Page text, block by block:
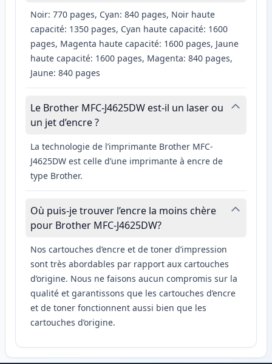
Noir: 770 pages, Cyan: 840 pages, Noir haute
capacité: 1350 pages, Cyan haute capacité: 1600
pages, Magenta haute capacité: 1600 pages, Jaune
haute capacité: 1600 pages, Magenta: 840 pages,
Jaune: 840 pages
Le Brother MFC-J4625DW est-il un laser ou
un jet d’encre ?
La technologie de l’imprimante Brother MFC-
J4625DW est celle d’une imprimante à encre de
type Brother.
Où puis-je trouver l’encre la moins chère
pour Brother MFC-J4625DW?
Nos cartouches d’encre et de toner d’impression
sont très abordables par rapport aux cartouches
d’origine. Nous ne faisons aucun compromis sur la
qualité et garantissons que les cartouches d’encre
et de toner fonctionnent aussi bien que les
cartouches d’origine.